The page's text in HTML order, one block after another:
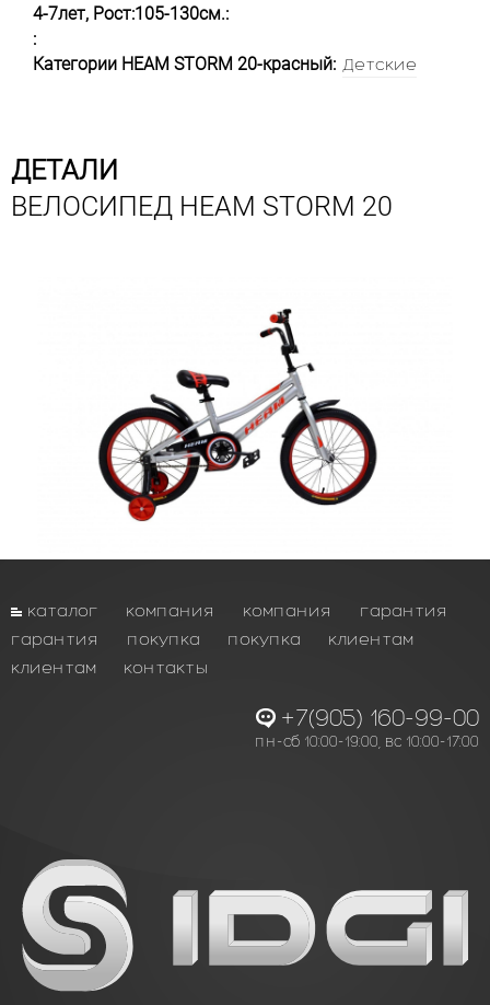
4-7лет, Рост:105-130см.:
:
Категории HEAM STORM 20-красный: Детские
ДЕТАЛИ
ВЕЛОСИПЕД HEAM STORM 20
каталог компания компания
гарантия
гарантия
покупка покупка
клиентам
клиентам
контакты
+7(905) 160-99-00
пн-сб 10:00-19:00, вс 10:00-17:00